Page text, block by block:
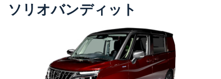
ソリオバンディット